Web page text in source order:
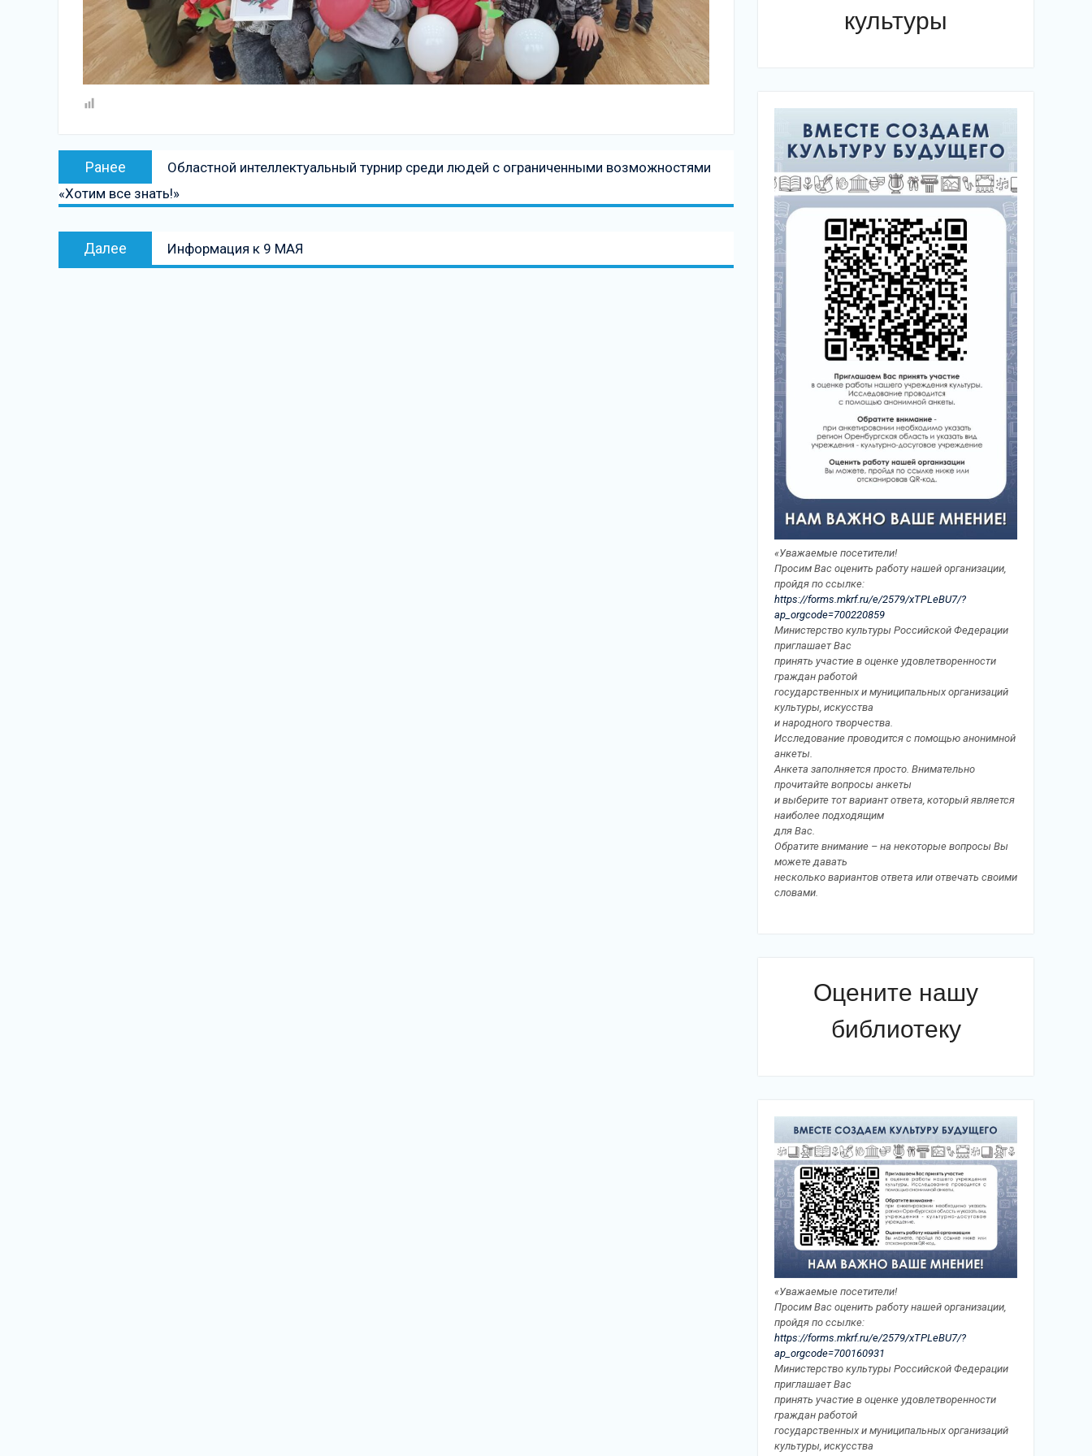
Навигация
записям
Ранее
Предыдущая
запись:
Областной интеллектуальный турнир среди людей с ограниченными возможностями
«Хотим все знать!»
Далее
Следующая
запись
Информация к 9 МАЯ
культуры
«Уважаемые посетители!
Просим Вас оценить работу нашей организации,
пройдя по ссылке:
https://forms.mkrf.ru/e/2579/xTPLeBU7/?
ap_orgcode=700220859
Министерство культуры Российской Федерации
приглашает Вас
принять участие в оценке удовлетворенности
граждан работой
государственных и муниципальных организаций
культуры, искусства
и народного творчества.
Исследование проводится с помощью анонимной
анкеты.
Анкета заполняется просто. Внимательно
прочитайте вопросы анкеты
и выберите тот вариант ответа, который является
наиболее подходящим
для Вас.
Обратите внимание – на некоторые вопросы Вы
можете давать
несколько вариантов ответа или отвечать своими
словами.
Оцените нашу
библиотеку
«Уважаемые посетители!
Просим Вас оценить работу нашей организации,
пройдя по ссылке:
https://forms.mkrf.ru/e/2579/xTPLeBU7/?
ap_orgcode=700160931
Министерство культуры Российской Федерации
приглашает Вас
принять участие в оценке удовлетворенности
граждан работой
государственных и муниципальных организаций
культуры, искусства